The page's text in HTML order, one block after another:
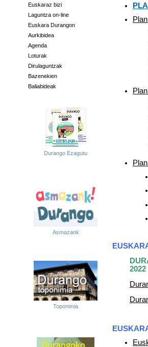
Euskaraz bizi
Laguntza on-line
Euskara Durangon
Aurkibidea
Agenda
Loturak
Dirulaguntzak
Bazenekien
Baliabideak
Durango Ezagutu
Asmazank
Toponimia
2022